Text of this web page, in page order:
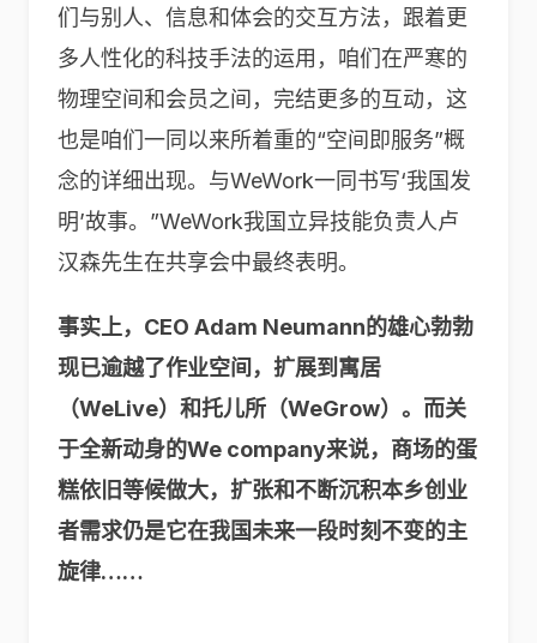
们与别人、信息和体会的交互方法，跟着更
多人性化的科技手法的运用，咱们在严寒的
物理空间和会员之间，完结更多的互动，这
也是咱们一同以来所着重的“空间即服务”概
念的详细出现。与WeWork一同书写‘我国发
明’故事。”WeWork我国立异技能负责人卢
汉森先生在共享会中最终表明。
事实上，CEO Adam Neumann的雄心勃勃
现已逾越了作业空间，扩展到寓居
（WeLive）和托儿所（WeGrow）。而关
于全新动身的We company来说，商场的蛋
糕依旧等候做大，扩张和不断沉积本乡创业
者需求仍是它在我国未来一段时刻不变的主
旋律……